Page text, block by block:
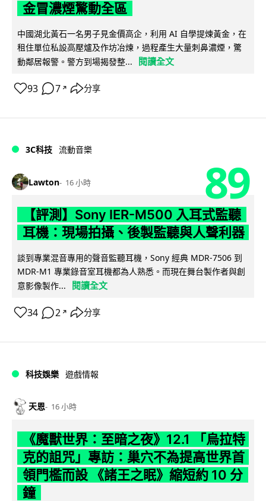
金冒濃煙驚動全區
中國湖北黃石一名男子見金價高企，利用 AI 自學提煉黃金，在
租住單位私設高壓爐及作坊冶煉，過程產生大量刺鼻濃煙，驚
動鄰居報警。警方到場揭發整...
閱讀全文
93 7 ↗ 分享
3C科技 流動音樂
Lawton 16 小時 89
【評測】Sony IER-M500 入耳式監聽
耳機：現場拍攝、後製監聽與人聲利器
談到專業混音專用的聲音監聽耳機，Sony 經典 MDR-7506 到
MDR-M1 專業錄音室耳機都為人熟悉。而現在舞台製作者與創
意影像製作...
閱讀全文
34 2 ↗ 分享
科技娛樂 遊戲情報
天恩 16 小時
《魔獸世界：至暗之夜》12.1 「烏拉特
克的詛咒」專訪：巢穴不為提高世界首
領門檻而設 《諸王之眠》縮短約 10 分
鐘